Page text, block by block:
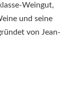
Weingut,
und seine
von Jean-